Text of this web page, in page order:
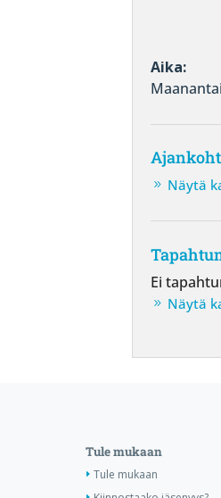
Aika:
Näytä
Ei
Näytä
Tule mukaan
Tule mukaan